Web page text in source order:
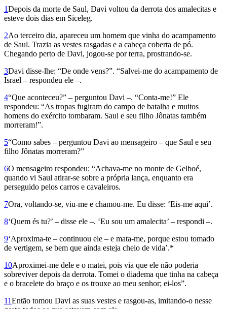
1Depois da morte de Saul, Davi voltou da derrota dos amalecitas e
esteve dois dias em Siceleg.
2Ao terceiro dia, apareceu um homem que vinha do acampamento
de Saul. Trazia as vestes rasgadas e a cabeça coberta de pó.
Chegando perto de Davi, jogou-se por terra, prostrando-se.
3Davi disse-lhe: “De onde vens?”. “Salvei-me do acampamento de
Israel – respondeu ele –.
4“Que aconteceu?” – perguntou Davi –. “Conta-me!” Ele
respondeu: “As tropas fugiram do campo de batalha e muitos
homens do exército tombaram. Saul e seu filho Jônatas também
morreram!”.
5“Como sabes – perguntou Davi ao mensageiro – que Saul e seu
filho Jôna­tas morreram?”
6O mensageiro respondeu: “Achava-me no monte de Gelboé,
quando vi Saul atirar-se sobre a própria lança, enquanto era
perseguido pelos carros e cavaleiros.
7Ora, voltando-se, viu-me e chamou-me. Eu disse: ‘Eis-me aqui’.
8‘Quem és tu?’ – disse ele –. ‘Eu sou um ama­lecita’ – respondi –.
9‘Aproxima-te – continuou ele – e mata-me, porque estou tomado
de vertigem, se bem que ainda esteja cheio de vida’.*
10Aproximei-me dele e o matei, pois via que ele não poderia
sobreviver depois da derrota. Tomei o diadema que tinha na cabeça
e o bracelete do braço e os trouxe ao meu senhor; ei-los”.
11Então tomou Davi as suas vestes e rasgou-as, imitando-o nesse